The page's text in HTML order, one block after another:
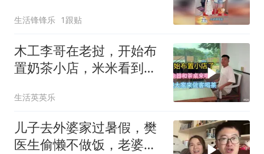
生活锋锋乐 1跟贴
木工李哥在老挝，开始布
置奶茶小店，米米看到会
生活英英乐
儿子去外婆家过暑假，樊
医生偷懒不做饭，老婆亲